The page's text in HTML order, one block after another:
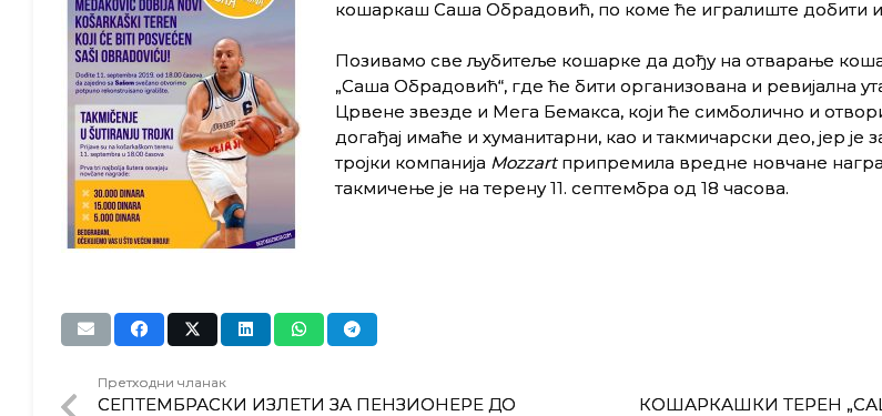
кошаркаш Саша Обрадовић, по коме ће игралиште добити
Позивамо све љубитеље кошарке да дођу на отварање
„Саша Обрадовић“, где ће бити организована и ревијална
Црвене звезде и Мега Бемакса, који ће симболично и
догађај имаће и хуманитарни, као и такмичарски део, јер је
тројки компанија Mozzartприпремила вредне новчане
такмичење је на терену 11. септембра од 18 часова.
Претходни чланак
СЕПТЕМБРАСКИ ИЗЛЕТИ ЗА ПЕНЗИОНЕРЕ ДО
КОШАРКАШКИ ТЕРЕН